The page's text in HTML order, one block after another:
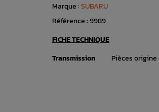
Marque :SUBARU
Référence :9989
FICHE TECHNIQUE
Transmission
Pièces origine